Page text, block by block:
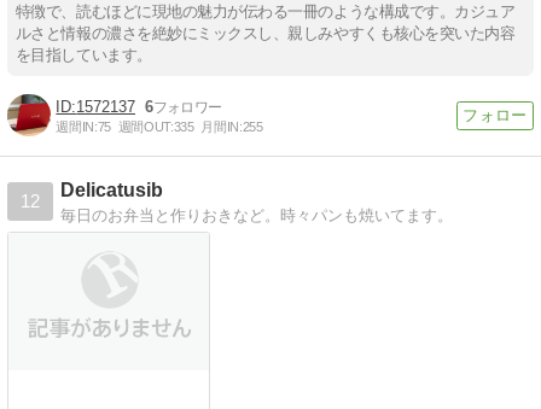
特徴で、読むほどに現地の魅力が伝わる一冊のような構成です。カジュア
ルさと情報の濃さを絶妙にミックスし、親しみやすくも核心を突いた内容
を目指しています。
1572137 6
週間IN:75 週間OUT:335 月間IN:255
12
Delicatusib
毎日のお弁当と作りおきなど。時々パンも焼いてます。